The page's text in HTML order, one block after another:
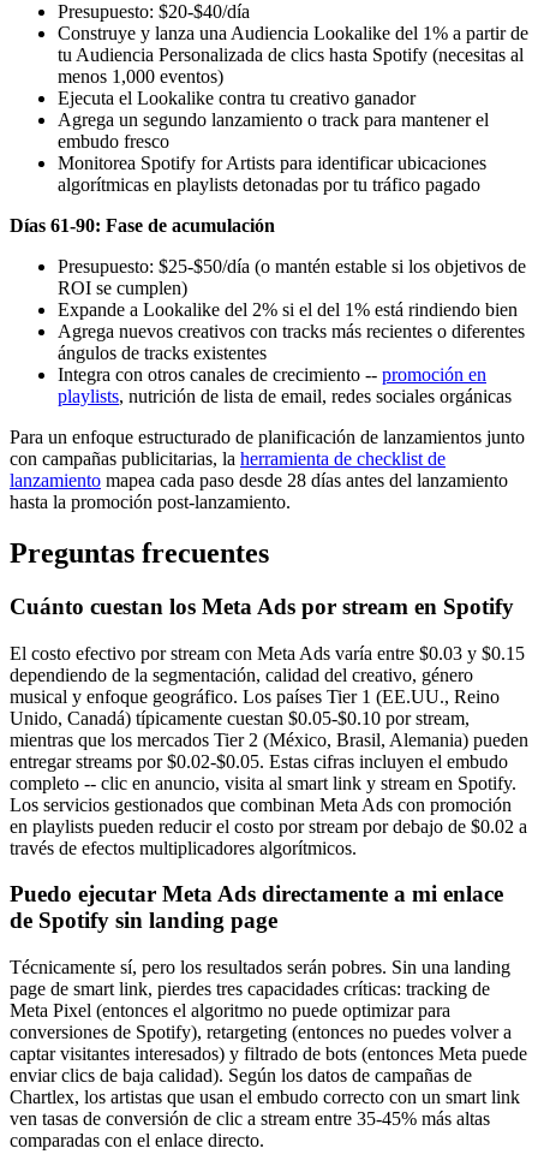
Presupuesto: $20-$40/día
Construye y lanza una Audiencia Lookalike del 1% a partir de
tu Audiencia Personalizada de clics hasta Spotify (necesitas al
menos 1,000 eventos)
Ejecuta el Lookalike contra tu creativo ganador
Agrega un segundo lanzamiento o track para mantener el
embudo fresco
Monitorea Spotify for Artists para identificar ubicaciones
algorítmicas en playlists detonadas por tu tráfico pagado
Días 61-90: Fase de acumulación
Presupuesto: $25-$50/día (o mantén estable si los objetivos de
ROI se cumplen)
Expande a Lookalike del 2% si el del 1% está rindiendo bien
Agrega nuevos creativos con tracks más recientes o diferentes
ángulos de tracks existentes
Integra con otros canales de crecimiento -- promoción en
playlists, nutrición de lista de email, redes sociales orgánicas
Para un enfoque estructurado de planificación de lanzamientos junto
con campañas publicitarias, la herramienta de checklist de
lanzamiento mapea cada paso desde 28 días antes del lanzamiento
hasta la promoción post-lanzamiento.
Preguntas frecuentes
Cuánto cuestan los Meta Ads por stream en Spotify
El costo efectivo por stream con Meta Ads varía entre $0.03 y $0.15
dependiendo de la segmentación, calidad del creativo, género
musical y enfoque geográfico. Los países Tier 1 (EE.UU., Reino
Unido, Canadá) típicamente cuestan $0.05-$0.10 por stream,
mientras que los mercados Tier 2 (México, Brasil, Alemania) pueden
entregar streams por $0.02-$0.05. Estas cifras incluyen el embudo
completo -- clic en anuncio, visita al smart link y stream en Spotify.
Los servicios gestionados que combinan Meta Ads con promoción
en playlists pueden reducir el costo por stream por debajo de $0.02 a
través de efectos multiplicadores algorítmicos.
Puedo ejecutar Meta Ads directamente a mi enlace
de Spotify sin landing page
Técnicamente sí, pero los resultados serán pobres. Sin una landing
page de smart link, pierdes tres capacidades críticas: tracking de
Meta Pixel (entonces el algoritmo no puede optimizar para
conversiones de Spotify), retargeting (entonces no puedes volver a
captar visitantes interesados) y filtrado de bots (entonces Meta puede
enviar clics de baja calidad). Según los datos de campañas de
Chartlex, los artistas que usan el embudo correcto con un smart link
ven tasas de conversión de clic a stream entre 35-45% más altas
comparadas con el enlace directo.